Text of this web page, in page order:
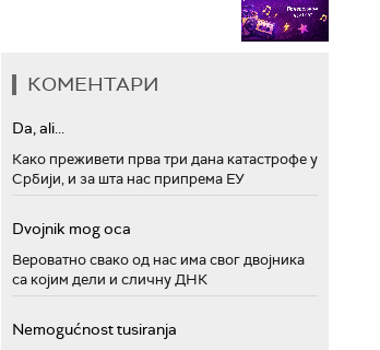
КОМЕНТАРИ
Da, ali...
Како преживети прва три дана катастрофе у
Србији, и за шта нас припрема ЕУ
Dvojnik mog oca
Вероватно свако од нас има свог двојника
са којим дели и сличну ДНК
Nemogućnost tusiranja